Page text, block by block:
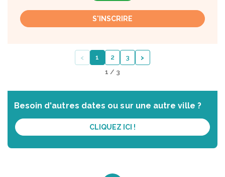
S'INSCRIRE
‹ 1 2 3 ›
1 / 3
Besoin d'autres dates ou sur une autre ville ?
CLIQUEZ ICI !